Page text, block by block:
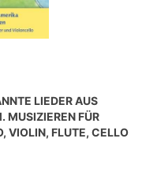
LIEDER AUS
MUSIZIEREN FÜR
VIOLIN, FLUTE, CELLO